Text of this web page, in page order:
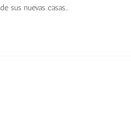
sus nuevas casas…